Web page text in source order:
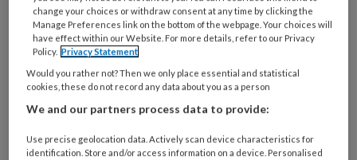
literatuuronderzoeken. In de literatuurlijsten
van de gevonden onderzoeken zochten we
opnieuw naar RCT’s. We stelden de volgende
eisen aan de artikelen die we uiteindelijk
zouden beoordelen:
het moest gaan om een RCT of een klinisch
change your choices or withdraw consent at any time by clicking the
Manage Preferences link on the bottom of the webpage. Your choices will
have effect within our Website. For more details, refer to our Privacy
Policy. Privacy Statement
Would you rather not? Then we only place essential and statistical
cookies, these do not record any data about you as a person
We and our partners process data to provide:
Use precise geolocation data. Actively scan device characteristics for
identification. Store and/or access information on a device. Personalised